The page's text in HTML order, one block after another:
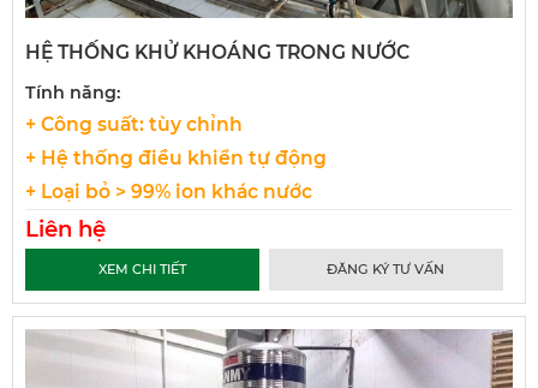
HỆ THỐNG KHỬ KHOÁNG TRONG NƯỚC
Tính năng:
+ Công suất: tùy chỉnh
+ Hệ thống điều khiển tự động
+ Loại bỏ > 99% ion khác nước
Liên hệ
XEM CHI TIẾT ĐĂNG KÝ TƯ VẤN